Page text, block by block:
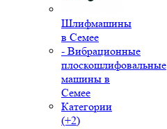
Шлифмашины
в Семее
- Вибрационные
плоскошлифовальные
машины в
Семее
Категории
(+2)